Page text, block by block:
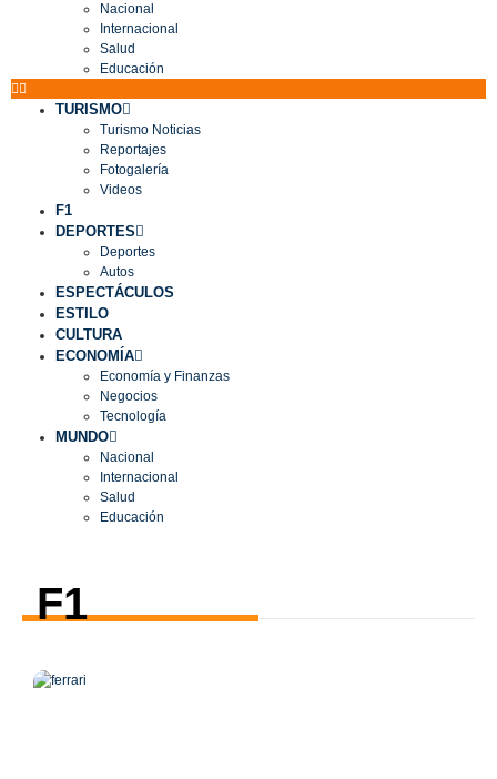
Nacional
Internacional
Salud
Educación
TURISMO
Turismo Noticias
Reportajes
Fotogalería
Videos
F1
DEPORTES
Deportes
Autos
ESPECTÁCULOS
ESTILO
CULTURA
ECONOMÍA
Economía y Finanzas
Negocios
Tecnología
MUNDO
Nacional
Internacional
Salud
Educación
F1